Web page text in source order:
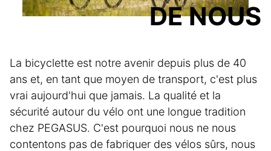
DE NOUS
La bicyclette est notre avenir depuis plus de 40
ans et, en tant que moyen de transport, c'est plus
vrai aujourd'hui que jamais. La qualité et la
sécurité autour du vélo ont une longue tradition
chez PEGASUS. C'est pourquoi nous ne nous
contentons pas de fabriquer des vélos sûrs, nous